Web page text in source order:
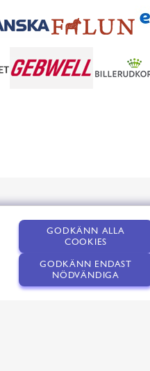
GODKÄNN ALLA
COOKIES
GODKÄNN ENDAST
NÖDVÄNDIGA